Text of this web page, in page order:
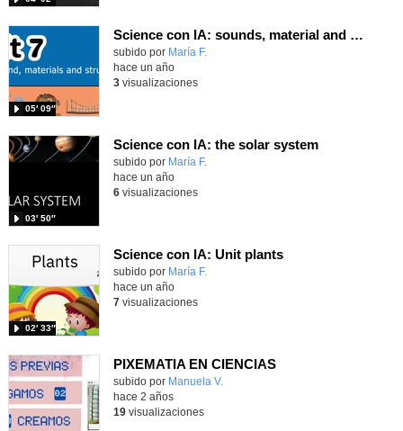
Science con IA: sounds, material and structures
Contenido educativo.
subido por María F.
05′ 09″
hace un año
3visualizaciones
Science con IA: the solar system
Contenido educativo.
subido por María F.
03′ 50″
hace un año
6visualizaciones
Science con IA: Unit plants
Contenido educativo.
subido por María F.
02′ 33″
hace un año
7visualizaciones
PIXEMATIA EN CIENCIAS
Contenido educativo.
subido por Manuela V.
hace 2 años
19visualizaciones